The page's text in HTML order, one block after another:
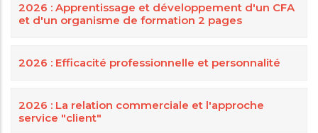
2026 : Apprentissage et développement d'un CFA
et d'un organisme de formation 2 pages
2026 : Efficacité professionnelle et personnalité
2026 : La relation commerciale et l'approche
service "client"